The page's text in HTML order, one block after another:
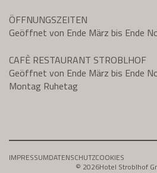
ÖFFNUNGSZEITEN
Geöffnet von Ende März bis Ende
CAFÈ RESTAURANT STROBLHOF
Geöffnet von Ende März bis Ende
Montag Ruhetag
IMPRESSUMDATENSCHUTZCOOKIES
© 2026Hotel Stroblhof